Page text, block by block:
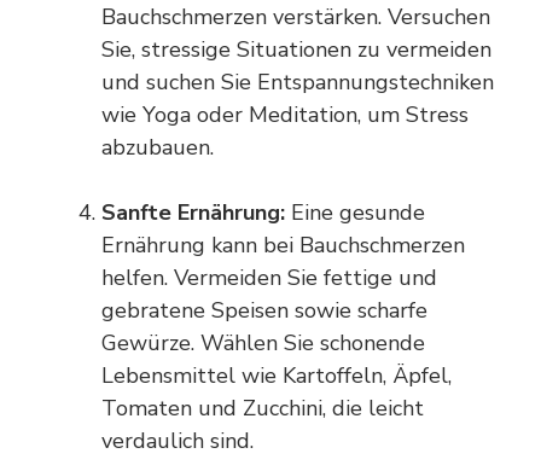
Bauchschmerzen verstärken. Versuchen
Sie, stressige Situationen zu vermeiden
und suchen Sie Entspannungstechniken
wie Yoga oder Meditation, um Stress
abzubauen.
Sanfte Ernährung: Eine gesunde
Ernährung kann bei Bauchschmerzen
helfen. Vermeiden Sie fettige und
gebratene Speisen sowie scharfe
Gewürze. Wählen Sie schonende
Lebensmittel wie Kartoffeln, Äpfel,
Tomaten und Zucchini, die leicht
verdaulich sind.